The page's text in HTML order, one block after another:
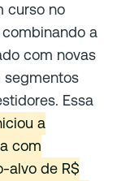
curso no
a
com novas
segmentos
Essa
a
com
alvo de R$